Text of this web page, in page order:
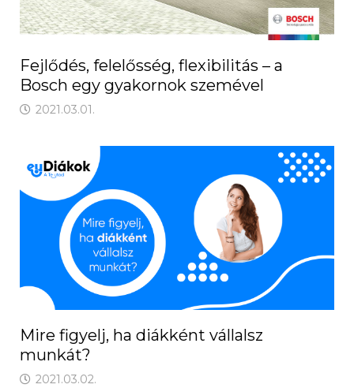
Fejlődés, felelősség, flexibilitás – a
Bosch egy gyakornok szemével
2021.03.01.
Mire figyelj, ha diákként vállalsz
munkát?
2021.03.02.